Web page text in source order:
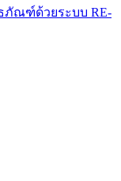
ภัณฑ์ด้วยระบบ RE-